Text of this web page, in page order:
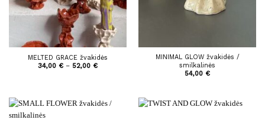
MELTED GRACE žvakidės
34,00 € – 52,00 €Price
MINIMAL GLOW žvakidės /
smilkalinės
54,00 €